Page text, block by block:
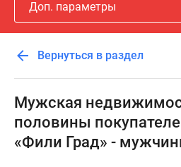
Подмосковья
Новостройки
Москвы
Готовые
новостройки
Новостройки
карте
Доп. параметры
Вернуться в раздел
Мужская
половины
«Фили Град» -